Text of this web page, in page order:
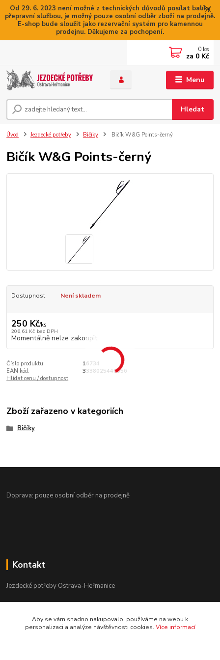
Od 29. 6. 2023 není možné z technických důvodů posílat balíky
přepravní službou, je možný pouze osobní odběr zboží na prodejně.
E-shop bude sloužit jako rezervační systém pro kamennou
prodejnu. Děkujeme za pochopení.
Menu
Hledat
0 ks
za 0 Kč
Úvod Jezdecké potřeby Bičíky Bičík W&G Points-černý
Bičík W&G Points-černý
Dostupnost Není skladem
250 Kč/ks
206,61 Kč bez DPH
Momentálně nelze zakoupit
Číslo produktu:
16734
EAN kód:
3338025446556
Hlídat cenu / dostupnost
Zboží zařazeno v kategoriích
Bičíky
Doprava: pouze osobní odběr na prodejně
Kontakt
Jezdecké potřeby Ostrava-Heřmanice
Po-Pá 9:30 - 17:30
Aby se vám snadno nakupovalo, používáme na webu k
personalizaci a analýze návštěvnosti cookies. Více informací